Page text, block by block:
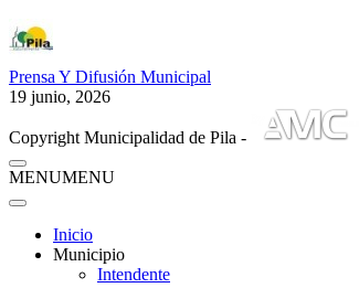
Prensa Y Difusión Municipal
19 junio, 2026
Copyright Municipalidad de Pila -
MENUMENU
Inicio
Municipio
Intendente